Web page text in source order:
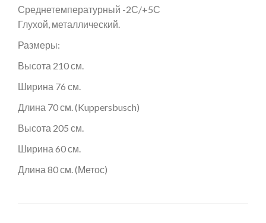
Среднетемпературный -2С/+5С
Глухой, металлический.
Размеры:
Высота 210 см.
Ширина 76 см.
Длина 70 см. (Kuppersbusch)
Высота 205 см.
Ширина 60 см.
Длина 80 см. (Метос)